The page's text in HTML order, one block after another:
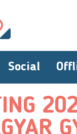
Social